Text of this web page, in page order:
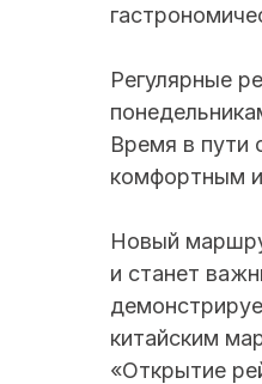
Регулярные
Время в пути
комфортным
Новый
и станет
китайским
«Открытие